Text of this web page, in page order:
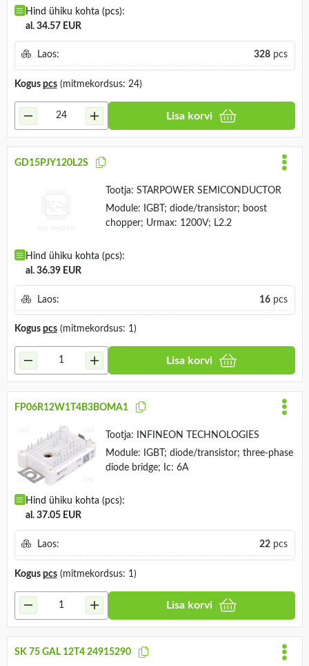
Hind ühiku kohta (pcs):
al. 34.57 EUR
Laos: 328pcs
Kogus pcs(mitmekordsus: 24)
Lisa korvi
GD15PJY120L2S
Tootja: STARPOWER SEMICONDUCTOR
Module: IGBT; diode/transistor; boost
chopper; Urmax: 1200V; L2.2
Hind ühiku kohta (pcs):
al. 36.39 EUR
Laos: 16pcs
Kogus pcs(mitmekordsus: 1)
Lisa korvi
FP06R12W1T4B3BOMA1
Tootja:
INFINEON TECHNOLOGIES
Module: IGBT; diode/transistor; three-phase
diode bridge; Ic: 6A
Hind ühiku kohta (pcs):
al. 37.05 EUR
Laos: 22pcs
Kogus pcs(mitmekordsus: 1)
Lisa korvi
SK 75 GAL 12T4 24915290